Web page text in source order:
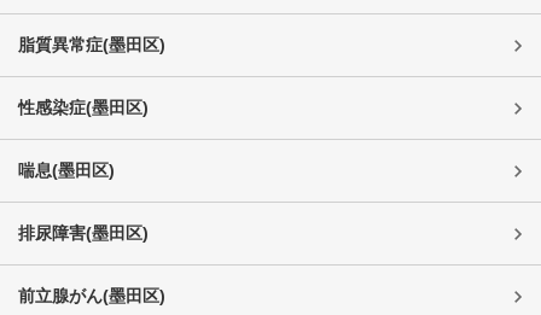
脂質異常症(墨田区)
性感染症(墨田区)
喘息(墨田区)
排尿障害(墨田区)
前立腺がん(墨田区)